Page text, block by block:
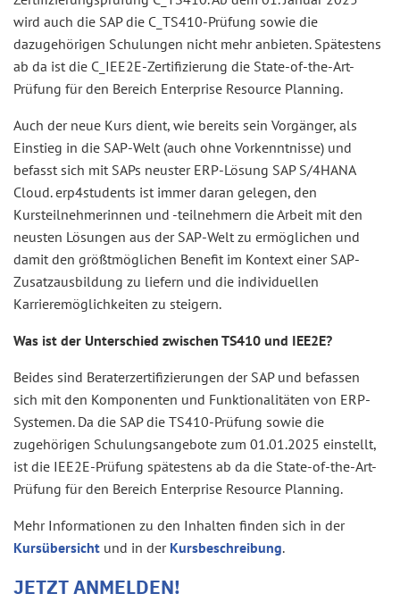
wird auch die SAP die C_TS410-Prüfung sowie die
dazugehörigen Schulungen nicht mehr anbieten. Spätestens
ab da ist die C_IEE2E-Zertifizierung die State-of-the-Art-
Prüfung für den Bereich Enterprise Resource Planning.
Auch der neue Kurs dient, wie bereits sein Vorgänger, als
Einstieg in die SAP-Welt (auch ohne Vorkenntnisse) und
befasst sich mit SAPs neuster ERP-Lösung SAP S/4HANA
Cloud. erp4students ist immer daran gelegen, den
Kursteilnehmerinnen und -teilnehmern die Arbeit mit den
neusten Lösungen aus der SAP-Welt zu ermöglichen und
damit den größtmöglichen Benefit im Kontext einer SAP-
Zusatzausbildung zu liefern und die individuellen
Karrieremöglichkeiten zu steigern.
Was ist der Unterschied zwischen TS410 und IEE2E?
Beides sind Beraterzertifizierungen der SAP und befassen
sich mit den Komponenten und Funktionalitäten von ERP-
Systemen. Da die SAP die TS410-Prüfung sowie die
zugehörigen Schulungsangebote zum 01.01.2025 einstellt,
ist die IEE2E-Prüfung spätestens ab da die State-of-the-Art-
Prüfung für den Bereich Enterprise Resource Planning.
Mehr Informationen zu den Inhalten finden sich in der
Kursübersicht und in der Kursbeschreibung.
JETZT ANMELDEN!